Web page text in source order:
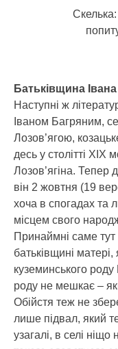
Батьківщина
Наступні ж
Іваном Багряним,
Лозов’ягою,
десь у столітті XIX
Лозов’ягіна.
він 2 жовтня (19
хоча в спогадах та
місцем свого
Принаймні саме
батьківщині
куземинського роду
роду не мешкає –
Обійстя теж не
лише підвал, який
узагалі, в селі